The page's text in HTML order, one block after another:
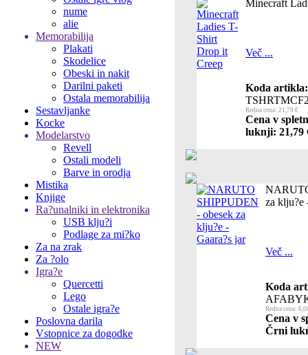
nume
alie
Memorabilija
Plakati
Skodelice
Obeski in nakit
Darilni paketi
Ostala memorabilija
Sestavljanke
Kocke
Modelarstvo
Revell
Ostali modeli
Barve in orodja
Mistika
Knjige
Ra?unalniki in elektronika
USB klju?i
Podlage za mi?ko
Za na zrak
Za ?olo
Igra?e
Quercetti
Lego
Ostale igra?e
Poslovna darila
Vstopnice za dogodke
NEW
Minecraft
Več ...
Koda artikla:
Redna cena: 21,79 €
Cena v
luknji: 21,79
za klju?e
Več ...
Koda
Redna cena:
Cena v
Črni